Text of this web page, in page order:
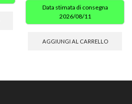
Data stimata di consegna
2026/08/11
AGGIUNGI AL CARRELLO